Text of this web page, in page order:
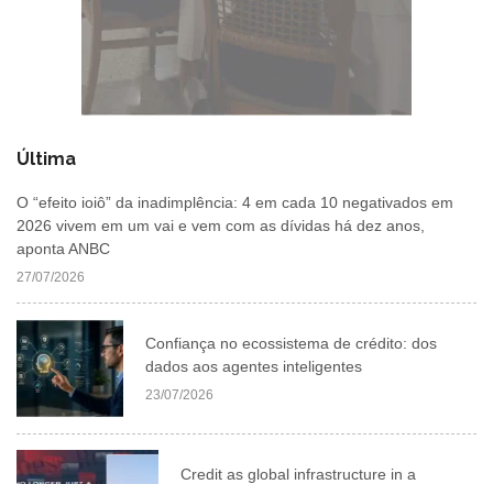
Última
O “efeito ioiô” da inadimplência: 4 em cada 10 negativados em
2026 vivem em um vai e vem com as dívidas há dez anos,
aponta ANBC
27/07/2026
Confiança no ecossistema de crédito: dos
dados aos agentes inteligentes
23/07/2026
Credit as global infrastructure in a